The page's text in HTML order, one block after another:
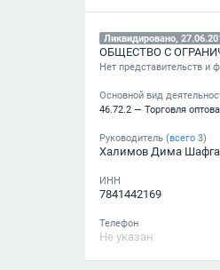
Ликвидировано,
ОБЩЕСТВО С
Нет представительств и
Основной вид
46.72.2 — Торговля
Руководитель (всего 3)
Халимов Дима
ИНН
7841442169
Телефон
Не указан